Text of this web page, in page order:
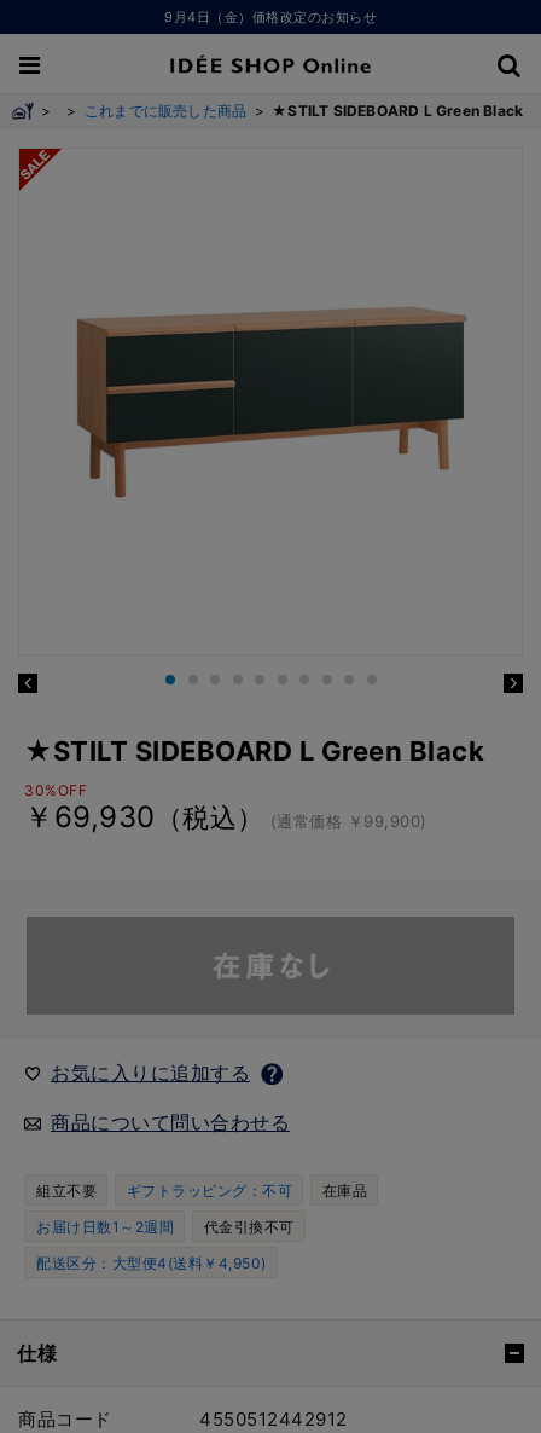
9月4日（金）価格改定のお知らせ
> > これまでに販売した商品 > ★STILT SIDEBOARD L Green Black
★STILT SIDEBOARD L Green Black
30%OFF
￥69,930 （税込） (通常価格 ￥99,900)
お気に入りに追加する
商品について問い合わせる
組立不要 ギフトラッピング：不可
在庫品
お届け日数1～2週間
代金引換不可
配送区分：大型便4(送料￥4,950)
仕様
商品コード
4550512442912